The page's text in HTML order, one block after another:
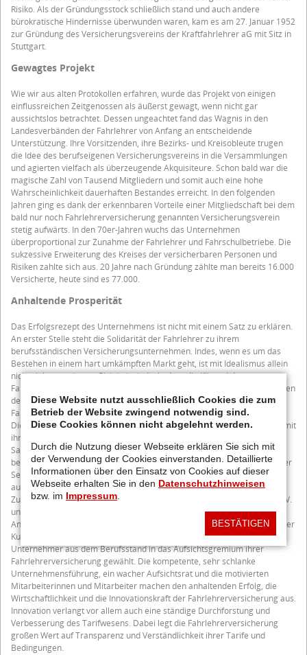
Risiko. Als der Gründungsstock schließlich stand und auch andere
bürokratische Hindernisse überwunden waren, kam es am 27. Januar 1952
zur Gründung des Versicherungsvereins der Kraftfahrlehrer aG mit Sitz in
Stuttgart.
Gewagtes Projekt
Wie wir aus alten Protokollen erfahren, wurde das Projekt von einigen
einflussreichen Zeitgenossen als äußerst gewagt, wenn nicht gar
aussichtslos betrachtet. Dessen ungeachtet fand das Wagnis in den
Landesverbänden der Fahrlehrer von Anfang an entscheidende
Unterstützung. Ihre Vorsitzenden, ihre Bezirks- und Kreisobleute trugen
die Idee des berufseigenen Versicherungsvereins in die Versammlungen
und agierten vielfach als überzeugende Akquisiteure. Schon bald war die
magische Zahl von Tausend Mitgliedern und somit auch eine hohe
Wahrscheinlichkeit dauerhaften Bestandes erreicht. In den folgenden
Jahren ging es dank der erkennbaren Vorteile einer Mitgliedschaft bei dem
bald nur noch Fahrlehrerversicherung genannten Versicherungsverein
stetig aufwärts. In den 70er-Jahren wuchs das Unternehmen
überproportional zur Zunahme der Fahrlehrer und Fahrschulbetriebe. Die
sukzessive Erweiterung des Kreises der versicherbaren Personen und
Risiken zahlte sich aus. 20 Jahre nach Gründung zählte man bereits 16.000
Versicherte, heute sind es 77.000.
Anhaltende Prosperität
Das Erfolgsrezept des Unternehmens ist nicht mit einem Satz zu erklären.
An erster Stelle steht die Solidarität der Fahrlehrer zu ihrem
berufsständischen Versicherungsunternehmen. Indes, wenn es um das
Bestehen in einem hart umkämpften Markt geht, ist mit Idealismus allein
nicht viel zu gewinnen. Richtig ist jedoch, dass die Klientel der
Fahrlehrerversicherung nicht so leicht den meist kurzlebigen Schnäppchen
der großen Konkurrenz aufsitzt. Die Treue der Versicherten zur
Fahrlehrerversicherung nährt sich aus der Solidität des Unternehmens:
Die Kunden schätzen vor allem den sorgsamen, ja sparsamen Umgang mit
ihren Prämien. Hinzu kommt die im Unternehmen herrschende
Sachkunde, die sich durch ein ausgeprägtes Verständnis für die
besonderen Belange und Risiken der Fahrlehrer auszeichnet. Individueller
Service, der namentlich auch im Schadenfall zählt, runden das Bild
aufmerksamer Kundenpflege ab. Ein weiterer Pluspunkt ist die enge
Zusammenarbeit mit der Bundesvereinigung der Fahrlehrerverbände e.V.
und ihren Landesverbänden. Von dort kommen immer wieder wichtige
Anregungen für maßgerechten und zeitgemäßen Versicherungsschutz der
Kunden. Seit Gründung haben die Mitglieder ausschließlich erfahrene
Unternehmer aus dem Berufsstand in das Aufsichtsgremium ihrer
Fahrlehrerversicherung gewählt. Die kompetente, sehr schlanke
Unternehmensführung, ein wacher Aufsichtsrat und die motivierten
Mitarbeiterinnen und Mitarbeiter machen den anhaltenden Erfolg, die
Wirtschaftlichkeit und die Innovationskraft der Fahrlehrerversicherung aus.
Innovation verlangt vor allem auch eine ständige Durchforstung und
Verbesserung des Tarifwesens. Dabei legt die Fahrlehrerversicherung
großen Wert auf Transparenz und Verständlichkeit ihrer Tarife und
Bedingungen.
Diese Website nutzt ausschließlich Cookies die zum
Betrieb der Website zwingend notwendig sind.
Diese Cookies können nicht abgelehnt werden.
Durch die Nutzung dieser Webseite erklären Sie sich mit
der Verwendung der Cookies einverstanden. Detaillierte
Informationen über den Einsatz von Cookies auf dieser
Webseite erhalten Sie in den Datenschutzhinweisen
bzw. im Impressum
BESTÄTIGEN